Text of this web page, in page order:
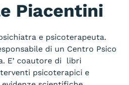
Piacentini
e psicoterapeuta.
di un Centro Psico
E’ coautore di libri
psicoterapici e